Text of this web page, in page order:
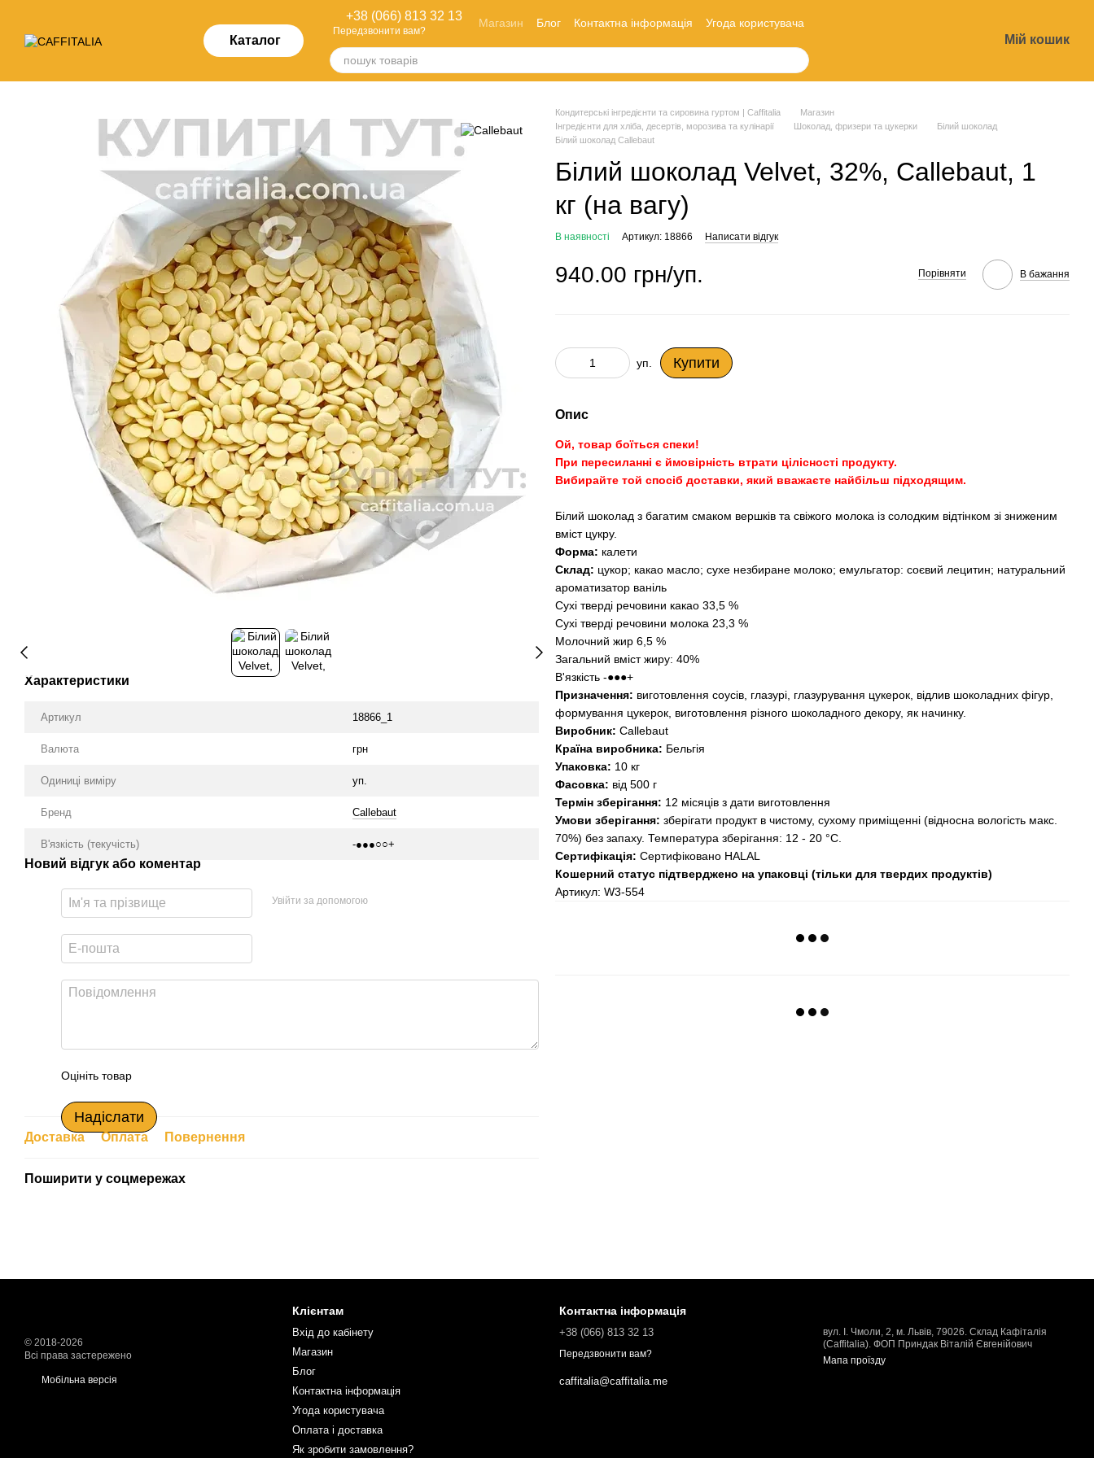
Каталог
+38 (066) 813 32 13
Передзвонити вам?
Магазин Блог Контактна інформація
Угода користувача
Мій кошик
Характеристики
Артикул 18866_1
Валюта грн
Одиниці виміру уп.
Бренд Callebaut
В'язкість (текучість) -●●●○○+
Новий відгук або коментар
Увійти за допомогою
Оцініть товар
Надіслати
Доставка Оплата Повернення
Поширити у соцмережах
Кондитерські інгредієнти та сировина гуртом | Caffitalia
Магазин
Інгредієнти для хліба, десертів, морозива та кулінарії
Шоколад, фризери та цукерки
Білий шоколад
Білий шоколад Callebaut
Білий шоколад Velvet, 32%, Callebaut, 1
кг (на вагу)
В наявності Артикул: 18866 Написати відгук
940.00 грн/уп. Порівняти В бажання
уп. Купити
Опис
Ой, товар боїться спеки!
При пересиланні є ймовірність втрати цілісності продукту.
Вибирайте той спосіб доставки, який вважаєте найбільш підходящим.
Білий шоколад з багатим смаком вершків та свіжого молока із солодким відтінком зі зниженим
вміст цукру.
Форма: калети
Склад: цукор; какао масло; сухе незбиране молоко; емульгатор: соєвий лецитин; натуральний
ароматизатор ваніль
Сухі тверді речовини какао 33,5 %
Сухі тверді речовини молока 23,3 %
Молочний жир 6,5 %
Загальний вміст жиру: 40%
В'язкість -●●●+
Призначення: виготовлення соусів, глазурі, глазурування цукерок, відлив шоколадних фігур,
формування цукерок, виготовлення різного шоколадного декору, як начинку.
Виробник: Callebaut
Країна виробника: Бельгія
Упаковка: 10 кг
Фасовка: від 500 г
Термін зберігання: 12 місяців з дати виготовлення
Умови зберігання: зберігати продукт в чистому, сухому приміщенні (відносна вологість макс.
70%) без запаху. Температура зберігання: 12 - 20 °C.
Сертифікація: Сертифіковано HALAL
Кошерний статус підтверджено на упаковці (тільки для твердих продуктів)
Артикул: W3-554
© 2018-2026
Всі права застережено
Мобільна версія
Клієнтам
Вхід до кабінету
Магазин
Блог
Контактна інформація
Угода користувача
Оплата і доставка
Як зробити замовлення?
Контактна інформація
+38 (066) 813 32 13
Передзвонити вам?
caffitalia@caffitalia.me
вул. І. Чмоли, 2, м. Львів, 79026. Склад Кафіталія
(Caffitalia). ФОП Приндак Віталій Євгенійович
Мапа проїзду